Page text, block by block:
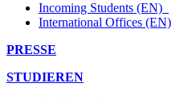
Incoming Students (EN)
International Offices (EN)
PRESSE
STUDIEREN